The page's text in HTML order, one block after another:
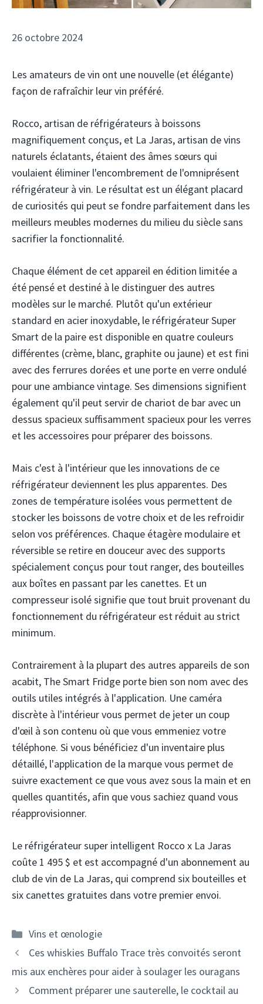
26 octobre 2024
Les amateurs de vin ont une nouvelle (et élégante)
façon de rafraîchir leur vin préféré.
Rocco, artisan de réfrigérateurs à boissons
magnifiquement conçus, et La Jaras, artisan de vins
naturels éclatants, étaient des âmes sœurs qui
voulaient éliminer l'encombrement de l'omniprésent
réfrigérateur à vin. Le résultat est un élégant placard
de curiosités qui peut se fondre parfaitement dans les
meilleurs meubles modernes du milieu du siècle sans
sacrifier la fonctionnalité.
Chaque élément de cet appareil en édition limitée a
été pensé et destiné à le distinguer des autres
modèles sur le marché. Plutôt qu'un extérieur
standard en acier inoxydable, le réfrigérateur Super
Smart de la paire est disponible en quatre couleurs
différentes (crème, blanc, graphite ou jaune) et est fini
avec des ferrures dorées et une porte en verre ondulé
pour une ambiance vintage. Ses dimensions signifient
également qu'il peut servir de chariot de bar avec un
dessus spacieux suffisamment spacieux pour les verres
et les accessoires pour préparer des boissons.
Mais c'est à l'intérieur que les innovations de ce
réfrigérateur deviennent les plus apparentes. Des
zones de température isolées vous permettent de
stocker les boissons de votre choix et de les refroidir
selon vos préférences. Chaque étagère modulaire et
réversible se retire en douceur avec des supports
spécialement conçus pour tout ranger, des bouteilles
aux boîtes en passant par les canettes. Et un
compresseur isolé signifie que tout bruit provenant du
fonctionnement du réfrigérateur est réduit au strict
minimum.
Contrairement à la plupart des autres appareils de son
acabit, The Smart Fridge porte bien son nom avec des
outils utiles intégrés à l'application. Une caméra
discrète à l'intérieur vous permet de jeter un coup
d'œil à son contenu où que vous emmeniez votre
téléphone. Si vous bénéficiez d'un inventaire plus
détaillé, l'application de la marque vous permet de
suivre exactement ce que vous avez sous la main et en
quelles quantités, afin que vous sachiez quand vous
réapprovisionner.
Le réfrigérateur super intelligent Rocco x La Jaras
coûte 1 495 $ et est accompagné d'un abonnement au
club de vin de La Jaras, qui comprend six bouteilles et
six canettes gratuites dans votre premier envoi.
Catégories
Vins et œnologie
Navigation
des
Ces whiskies Buffalo Trace très convoités seront
mis aux enchères pour aider à soulager les ouragans
Comment préparer une sauterelle, le cocktail au